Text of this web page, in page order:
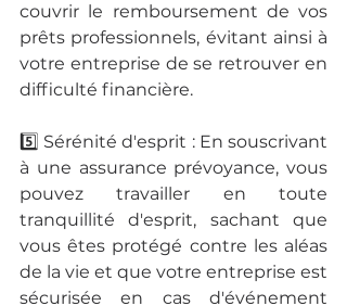
couvrir le remboursement de vos
prêts professionnels, évitant ainsi à
votre entreprise de se retrouver en
difficulté financière.
5️⃣ Sérénité d'esprit : En souscrivant
à une assurance prévoyance, vous
pouvez travailler en toute
tranquillité d'esprit, sachant que
vous êtes protégé contre les aléas
de la vie et que votre entreprise est
sécurisée en cas d'événement